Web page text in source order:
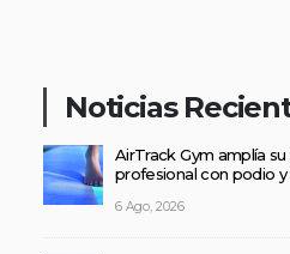
Noticias
AirTrack Gym amplía
profesional con podio
6 Ago, 2026